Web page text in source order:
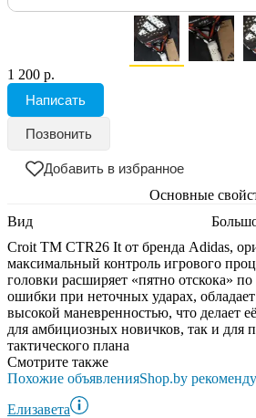
1 200 р.
Написать
Позвонить
Добавить в избранное
Основные
Вид
Croit TM CTR26 It от бренда Adidas,
максимальный контроль игрового
головки расширяет «пятно отскока» по
ошибки при неточных ударах,
высокой маневренностью, что делает
для амбициозных новичков, так и для
тактического плана
Смотрите также
Похожие объявленияShop.by
Елизавета